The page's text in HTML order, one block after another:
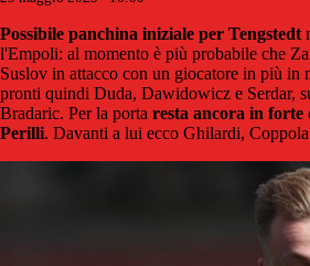
Possibile panchina iniziale per Tengstedt
l'Empoli: al momento è più probabile che
Suslov in attacco con un giocatore in più in
pronti quindi Duda, Dawidowicz e Serdar,
Bradaric. Per la porta resta ancora in
Perilli. Davanti a lui ecco Ghilardi,